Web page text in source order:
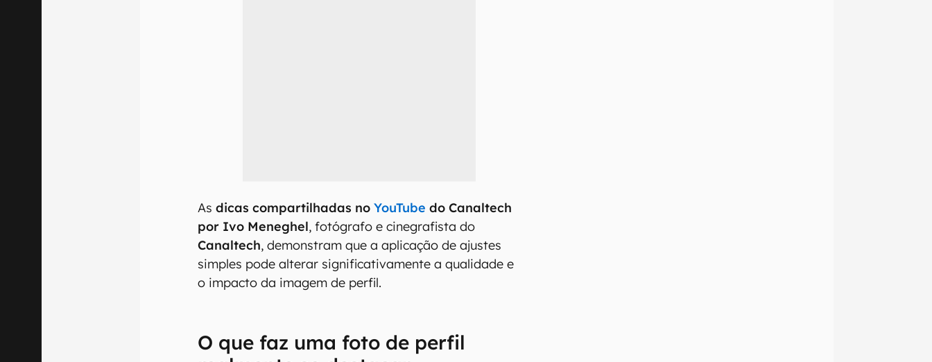
Asdicas compartilhadas noYouTube do Canaltech
por Ivo Meneghel, fotógrafo e cinegrafista do
Canaltech, demonstram que a aplicação de ajustes
simples pode alterar significativamente a qualidade e
o impacto da imagem de perfil.
O que faz uma foto de perfil